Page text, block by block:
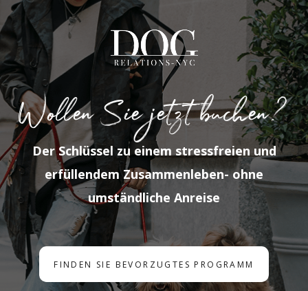
Wollen Sie jetzt buchen?
Der Schlüssel zu einem stressfreien und
erfüllendem Zusammenleben- ohne
umständliche Anreise
FINDEN SIE BEVORZUGTES PROGRAMM